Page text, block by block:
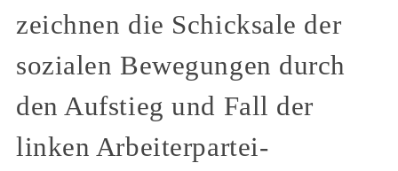
zeichnen die Schicksale der
sozialen Bewegungen durch
den Aufstieg und Fall der
linken Arbeiterpartei-